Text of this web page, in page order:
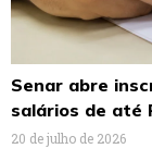
Senar abre
salários de até
20 de julho de 2026